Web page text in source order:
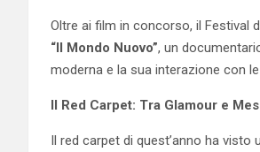
Oltre ai film in concorso, il Festival
“Il Mondo Nuovo”, un
moderna e la sua interazione con
Il Red Carpet: Tra Glamour e
Il red carpet di quest’anno ha